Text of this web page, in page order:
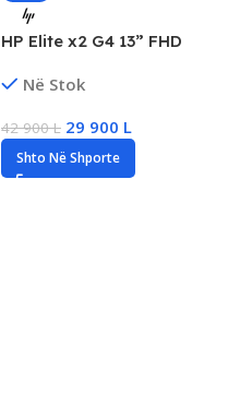
HP Elite x2 G4 13” FHD
Core i5 Gen8, 16GB RAM
Në Stok
42 900L 29 900 L
Shto Në Shporte